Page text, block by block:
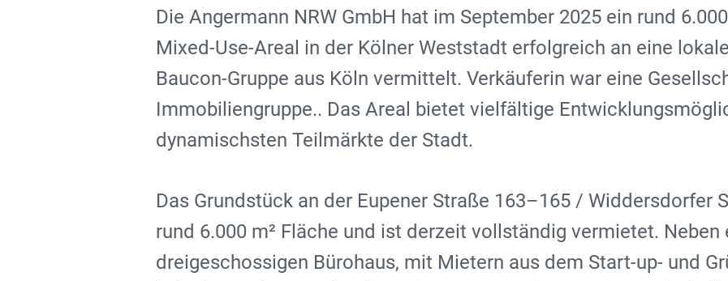
Die Angermann NRW GmbH hat im September 2025 ein rund
Mixed-Use-Areal in der Kölner Weststadt erfolgreich an eine
Baucon-Gruppe aus Köln vermittelt. Verkäuferin war eine
Immobiliengruppe.. Das Areal bietet vielfältige
dynamischsten Teilmärkte der Stadt.
Das Grundstück an der Eupener Straße 163–165 / Widdersdorfer
rund 6.000 m² Fläche und ist derzeit vollständig vermietet. Neben
dreigeschossigen Bürohaus, mit Mietern aus dem Start-up- und